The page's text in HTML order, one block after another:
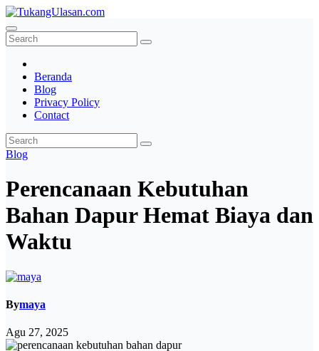
Skip
to
content
TukangUlasan.com
Baca Aja Dulu!
Beranda
Blog
Privacy Policy
Contact
Blog
Perencanaan Kebutuhan
Bahan Dapur Hemat Biaya dan
Waktu
Bymaya
Agu 27, 2025